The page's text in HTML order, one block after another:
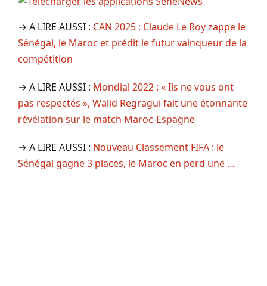
→ A LIRE AUSSI : CAN 2025 : Claude Le Roy zappe le
Sénégal, le Maroc et prédit le futur vainqueur de la
compétition
→ A LIRE AUSSI : Mondial 2022 : « Ils ne vous ont
pas respectés », Walid Regragui fait une étonnante
révélation sur le match Maroc-Espagne
→ A LIRE AUSSI : Nouveau Classement FIFA : le
Sénégal gagne 3 places, le Maroc en perd une …